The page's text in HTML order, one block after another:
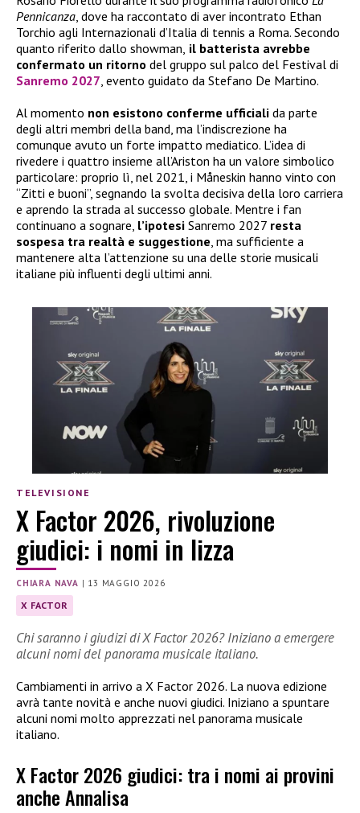
Pennicanza , dove ha raccontato di aver incontrato Ethan
Torchio agli Internazionali d’Italia di tennis a Roma. Secondo
quanto riferito dallo showman, il batterista avrebbe
confermato un ritorno del gruppo sul palco del Festival di
Sanremo 2027 , evento guidato da Stefano De Martino.
Al momento non esistono conferme ufficiali da parte
degli altri membri della band, ma l’indiscrezione ha
comunque avuto un forte impatto mediatico. L’idea di
rivedere i quattro insieme all’Ariston ha un valore simbolico
particolare: proprio lì, nel 2021, i Måneskin hanno vinto con
“Zitti e buoni”, segnando la svolta decisiva della loro carriera
e aprendo la strada al successo globale. Mentre i fan
continuano a sognare, l’ipotesi Sanremo 2027 resta
sospesa tra realtà e suggestione , ma sufficiente a
mantenere alta l’attenzione su una delle storie musicali
italiane più influenti degli ultimi anni.
TELEVISIONE
X Factor 2026, rivoluzione
giudici: i nomi in lizza
CHIARA NAVA | 13 MAGGIO 2026
X FACTOR
Chi saranno i giudizi di X Factor 2026? Iniziano a emergere
alcuni nomi del panorama musicale italiano.
Cambiamenti in arrivo a X Factor 2026. La nuova edizione
avrà tante novità e anche nuovi giudici. Iniziano a spuntare
alcuni nomi molto apprezzati nel panorama musicale
italiano.
X Factor 2026 giudici: tra i nomi ai provini
anche Annalisa